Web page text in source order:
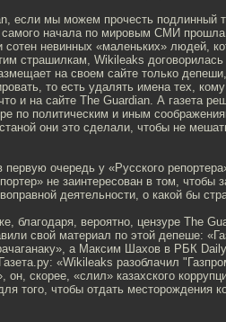
если мы можем прочесть подлинный
начала по мировым СМИ
сотен невинных «маленьких» людей,
страшилкам, Wikileaks
на своем сайте только
то есть удалять имена тех,
и на сайте The Guardian. А газета
по политическим и иным
они это сделали, чтобы не
очередь у «Русского
не заинтересован в том, чтобы
деятельности, о какой бы
благодаря, вероятно, цензуре The
свой материал по этой депеше:
а Максим Шахов в РБК
«Wikileaks разоблачил
скорее, «слил» казахского
того, чтобы отдать месторождения